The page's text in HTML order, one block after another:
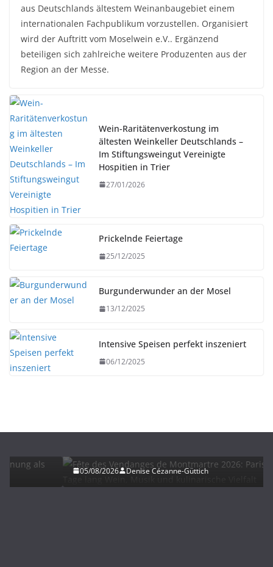
aus Deutschlands ältestem Weinanbaugebiet einem
internationalen Fachpublikum vorzustellen. Organisiert
wird der Auftritt vom Moselwein e.V.. Ergänzend
beteiligen sich zahlreiche weitere Produzenten aus der
Region an der Messe.
Wein-Raritätenverkostung im
ältesten Weinkeller Deutschlands –
Im Stiftungsweingut Vereinigte
Hospitien in Trier
27/01/2026
Prickelnde Feiertage
25/12/2025
Burgunderwunder an der Mosel
13/12/2025
Intensive Speisen perfekt inszeniert
06/12/2025
05/08/2026 Denise Cézanne-Güttich